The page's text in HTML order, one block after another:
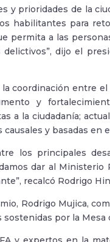
y prioridades de la
habilitantes para
permita a las
dijo el
coordinación entre
y
a la ciudadanía;
y basadas en
los principales
dar al
recalcó Rodrigo
Rodrigo Mujica,
por la Mesa